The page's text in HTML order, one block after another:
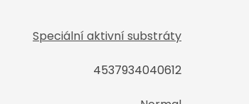
Speciální aktivní substráty
4537934040612